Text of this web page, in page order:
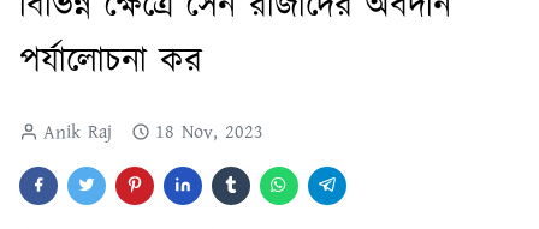
পর্যালোচনা কর
Anik Raj 18 Nov, 2023